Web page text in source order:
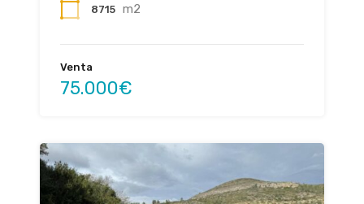
8715 m2
Venta
75.000€